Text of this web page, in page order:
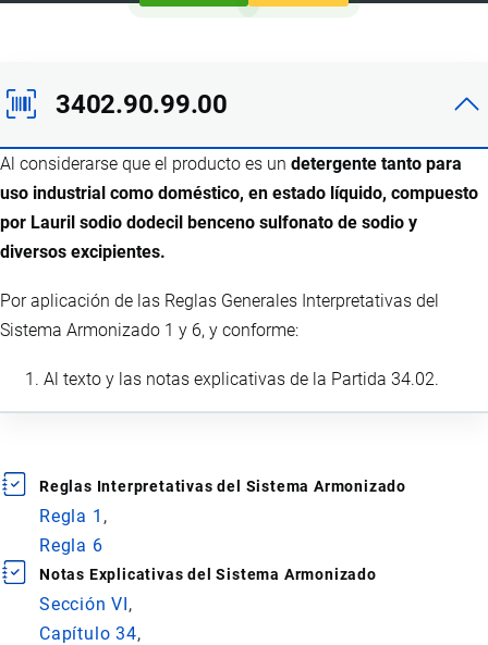
3402.90.99.00
Al considerarse que el producto es un detergente tanto para
uso industrial como doméstico, en estado líquido, compuesto
por Lauril sodio dodecil benceno sulfonato de sodio y
diversos excipientes.
Por aplicación de las Reglas Generales Interpretativas del
Sistema Armonizado 1 y 6, y conforme:
Al texto y las notas explicativas de la Partida 34.02.
Reglas Interpretativas del Sistema Armonizado
Regla 1
Regla 6
Notas Explicativas del Sistema Armonizado
Sección VI
Capítulo 34